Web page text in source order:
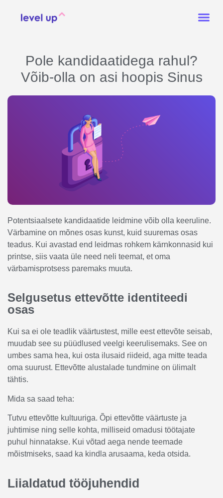
Pole kandidaatidega rahul?
Võib-olla on asi hoopis Sinus
Potentsiaalsete kandidaatide leidmine võib olla keeruline.
Värbamine on mõnes osas kunst, kuid suuremas osas
teadus. Kui avastad end leidmas rohkem kärnkonnasid kui
printse, siis vaata üle need neli teemat, et oma
värbamisprotsess paremaks muuta.
Selgusetus ettevõtte identiteedi
osas
Kui sa ei ole teadlik väärtustest, mille eest ettevõte seisab,
muudab see su püüdlused veelgi keerulisemaks. See on
umbes sama hea, kui osta ilusaid riideid, aga mitte teada
oma suurust. Ettevõtte alustalade tundmine on ülimalt
tähtis.
Mida sa saad teha:
Tutvu ettevõtte kultuuriga. Õpi ettevõtte väärtuste ja
juhtimise ning selle kohta, milliseid omadusi töötajate
puhul hinnatakse. Kui võtad aega nende teemade
mõistmiseks, saad ka kindla arusaama, keda otsida.
Liialdatud tööjuhendid